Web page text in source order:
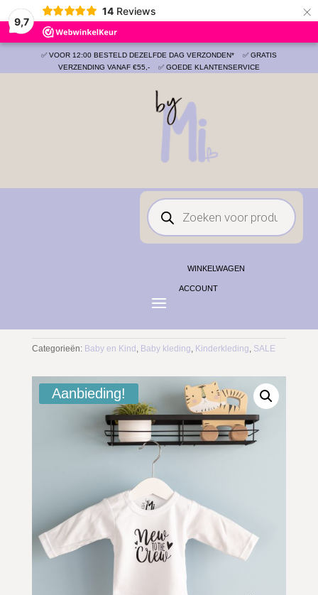
9,7
14 Reviews ×
✅ VOOR 12:00 BESTELD DEZELFDE DAG VERZONDEN* ✅ GRATIS
VERZENDING VANAF €55,- ✅ GOEDE KLANTENSERVICE
Producten
zoeken
WINKELWAGEN
ACCOUNT
Save
Categorieën: Baby en Kind , Baby kleding, Kinderkleding, SALE
Aanbieding!